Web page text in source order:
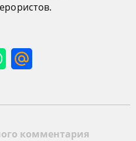
комментария